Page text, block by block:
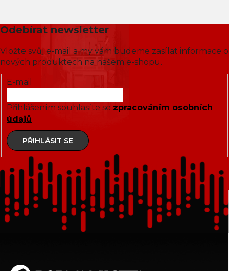
Odebírat newsletter
Vložte svůj e-mail a my vám budeme zasílat informace o
nových produktech na našem e-shopu.
E-mail
Přihlášením souhlasíte se zpracováním osobních
údajů
PŘIHLÁSIT SE